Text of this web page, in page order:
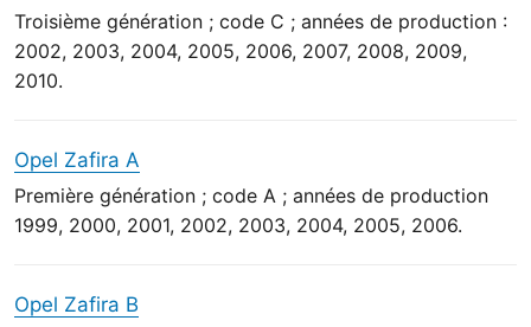
Troisième génération ; code C ; années de production :
2002, 2003, 2004, 2005, 2006, 2007, 2008, 2009,
2010.
Opel Zafira A
Première génération ; code A ; années de production
1999, 2000, 2001, 2002, 2003, 2004, 2005, 2006.
Opel Zafira B